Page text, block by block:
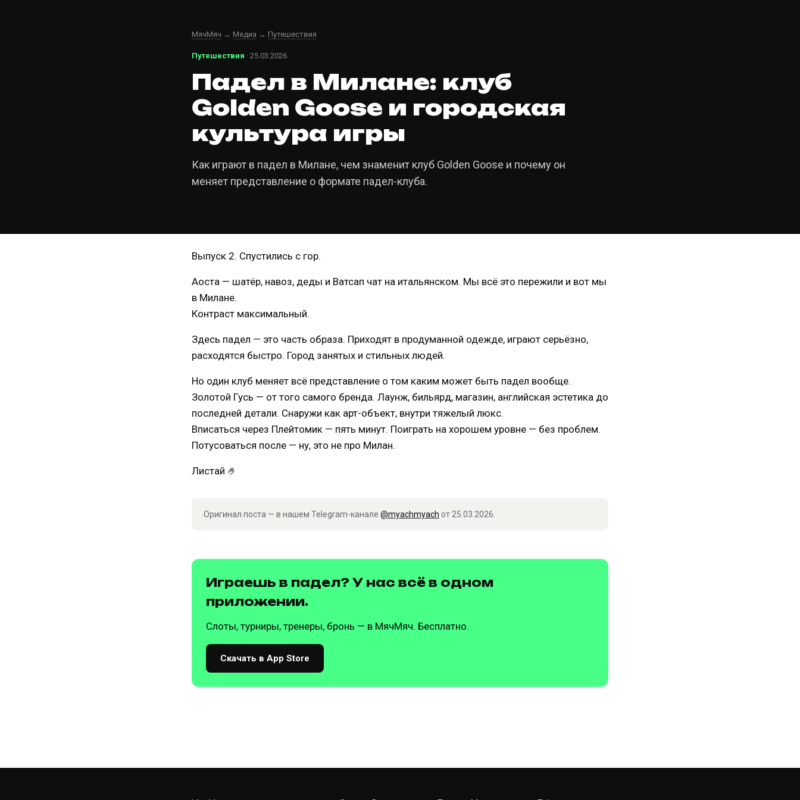
МячМяч → Медиа → Путешествия
Путешествия · 25.03.2026
Падел в Милане: клуб
Golden Goose и городская
культура игры
Как играют в падел в Милане, чем знаменит клуб Golden Goose и почему он
меняет представление о формате падел-клуба.
Выпуск 2. Спустились с гор.
Аоста — шатёр, навоз, деды и Ватсап чат на итальянском. Мы всё это пережили и вот мы
в Милане.
Контраст максимальный.
Здесь падел — это часть образа. Приходят в продуманной одежде, играют серьёзно,
расходятся быстро. Город занятых и стильных людей.
Но один клуб меняет всё представление о том каким может быть падел вообще.
Золотой Гусь — от того самого бренда. Лаунж, бильярд, магазин, английская эстетика до
последней детали. Снаружи как арт-объект, внутри тяжелый люкс.
Вписаться через Плейтомик — пять минут. Поиграть на хорошем уровне — без проблем.
Потусоваться после — ну, это не про Милан.
Листай 🤌
Оригинал поста — в нашем Telegram-канале @myachmyach от 25.03.2026.
Играешь в падел? У нас всё в одном
приложении.
Слоты, турниры, тренеры, бронь — в МячМяч. Бесплатно.
Скачать в App Store